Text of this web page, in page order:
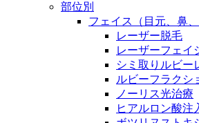
部位別
フェイス（目元、鼻、
レーザー脱毛
レーザーフェイ
シミ取りルビー
ルビーフラクシ
ノーリス光治療
ヒアルロン酸注